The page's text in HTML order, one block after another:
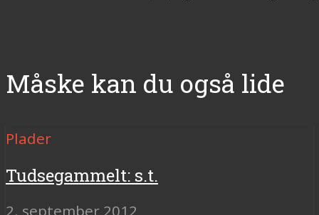
Måske kan du også lide
Plader
Tudsegammelt: s.t.
2. september 2012